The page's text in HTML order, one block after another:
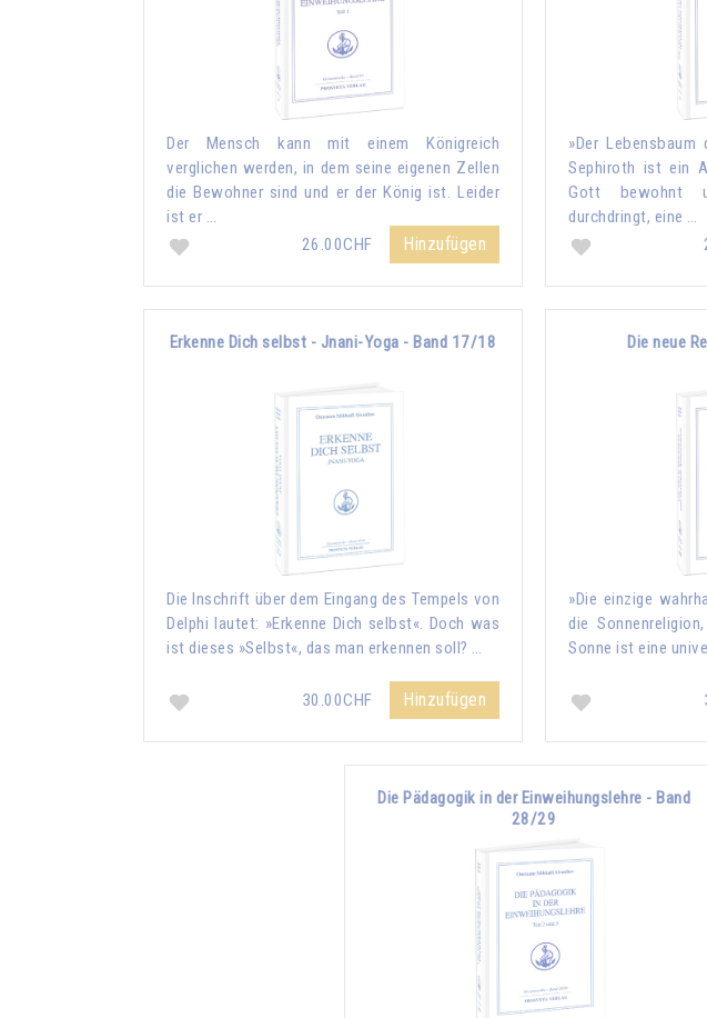
Der Mensch kann mit einem Königreich
verglichen werden, in dem seine eigenen Zellen
die Bewohner sind und er der König ist. Leider
ist er …
26.00CHF
Hinzufügen
»Der
Sephiroth ist ein
Gott bewohnt
durchdringt, eine …
Erkenne Dich selbst - Jnani-Yoga - Band 17/18
Die Inschrift über dem Eingang des Tempels von
Delphi lautet: »Erkenne Dich selbst«. Doch was
ist dieses »Selbst«, das man erkennen soll? …
30.00CHF Hinzufügen
Die neue
»Die einzige
die
Sonne ist eine
Die Pädagogik in der Einweihungslehre - Band
28/29